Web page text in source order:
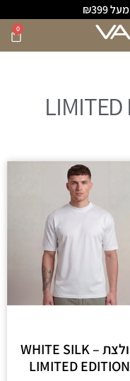
0
חולצת WHITE SILK –
LIMITED EDITION